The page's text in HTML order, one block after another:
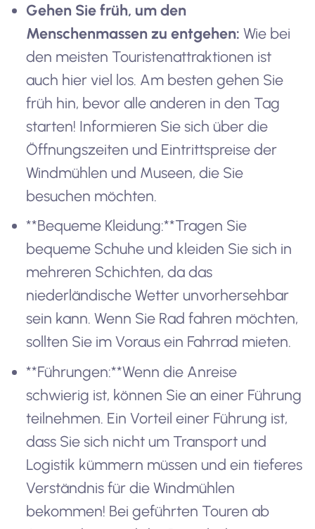
Gehen Sie früh, um den
Menschenmassen zu entgehen: Wie bei
den meisten Touristenattraktionen ist
auch hier viel los. Am besten gehen Sie
früh hin, bevor alle anderen in den Tag
starten! Informieren Sie sich über die
Öffnungszeiten und Eintrittspreise der
Windmühlen und Museen, die Sie
besuchen möchten.
**Bequeme Kleidung:**Tragen Sie
bequeme Schuhe und kleiden Sie sich in
mehreren Schichten, da das
niederländische Wetter unvorhersehbar
sein kann. Wenn Sie Rad fahren möchten,
sollten Sie im Voraus ein Fahrrad mieten.
**Führungen:**Wenn die Anreise
schwierig ist, können Sie an einer Führung
teilnehmen. Ein Vorteil einer Führung ist,
dass Sie sich nicht um Transport und
Logistik kümmern müssen und ein tieferes
Verständnis für die Windmühlen
bekommen! Bei geführten Touren ab